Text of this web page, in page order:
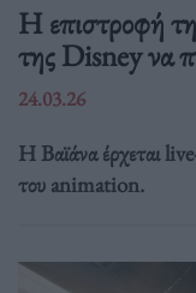
Η επιστροφή
της Disney να
24.03.26
Η Βαϊάνα έρχεται
του animation.